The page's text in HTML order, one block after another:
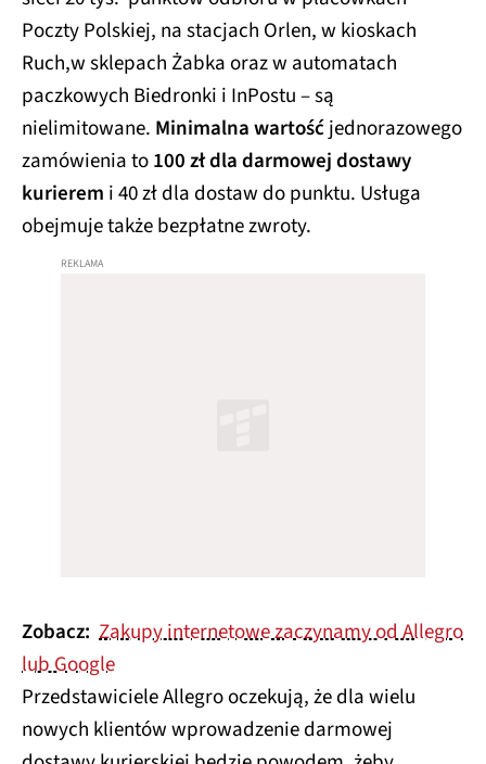
Poczty Polskiej, na stacjach Orlen, w kioskach
Ruch,w sklepach Żabka oraz w automatach
paczkowych Biedronki i InPostu – są
nielimitowane. Minimalna wartośćjednorazowego
zamówienia to100 zł dla darmowej dostawy
kurierem i 40 zł dla dostaw do punktu. Usługa
obejmuje także bezpłatne zwroty.
Zobacz: Zakupy internetowe zaczynamy od Allegro
lub Google
Przedstawiciele Allegro oczekują, że dla wielu
nowych klientów wprowadzenie darmowej